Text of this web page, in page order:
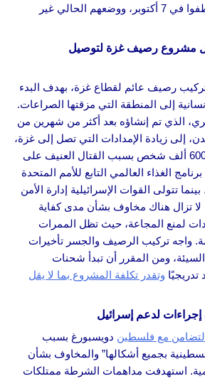
حوالي 130 شخصًا اختطفوا في 7 أكتوبر، ووضعهم الحالي غير
مشروع رصيف غزة لتوصيل
رصيف عائم لقطاع غزة، بهدف البدء
إلى المنطقة التي مزقتها الصراعات.
الذي تم إنشاؤه بعد أكثر من شهرين من
إلى زيادة الإمدادات التي تصل إلى غزة،
لا سيما في ضوء نزوح 600 ألف شخص بسبب القتال العنيف على
الغذاء العالمي التابع للأمم المتحدة
تتولى القوات الإسرائيلية إدارة الأمن
تزال هناك مخاوف بشأن مدى كفاية
لمنع المجاعة، حيث تظل الممرات
واجه تركيب الرصيف والجسر تأخيرات
ومن المقرر أن تبدأ شحنات
وتقدر تكلفة المشروع بما لا يقل
إجراءات لدعم إسرائيل
مع فلسطين دويسبورغ بسبب
بجميع أشكالها” والمخاوف بشأن
استهدفت مداهمات الشرطة ممتلكات